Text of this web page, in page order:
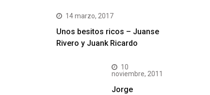
14 marzo, 2017
Unos besitos ricos – Juanse
Rivero y Juank Ricardo
10
noviembre, 2011
Jorge